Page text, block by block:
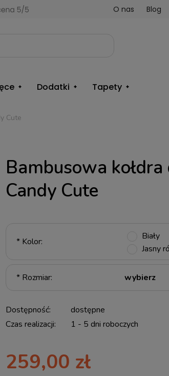
O nas Blog
Dodatki Tapety
Cute
Bambusowa kołdra
Candy Cute
*Kolor:
Biały
Jasny
*Rozmiar:
Dostępność:
dostępne
Czas realizacji:
1 - 5 dni roboczych
259,00 zł